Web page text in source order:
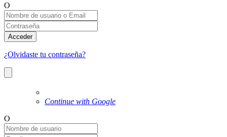
O
Acceder
¿Olvidaste tu contraseña?
Continue with Google
O